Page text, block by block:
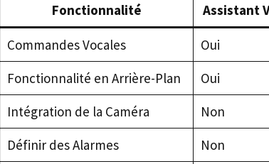
Fonctionnalité Assistant
Commandes Vocales Oui
Fonctionnalité en Arrière-Plan
Oui
Intégration de la Caméra
Non
Définir des Alarmes
Non